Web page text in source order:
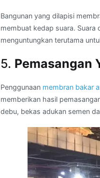
Bangunan yang dilapisi
membuat kedap suara. Suara
menguntungkan terutama
5. Pemasangan
Penggunaan membran bakar
memberikan hasil
debu, bekas adukan semen